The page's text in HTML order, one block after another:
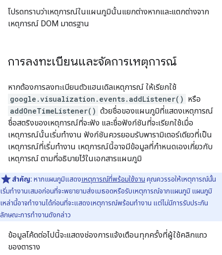
โปรดทราบว่าเหตุการณ์ในแผนภูมินั้นแยกต่างหากและแตกต่างจาก
เหตุการณ์ DOM มาตรฐาน
การลงทะเบียนและจัดการเหตุการณ์
หากต้องการลงทะเบียนตัวแฮนเดิลเหตุการณ์ ให้เรียกใช้
google.visualization.events.addListener() หรือ
addOneTimeListener() ด้วยชื่อของแผนภูมิที่แสดงเหตุการณ์
ชื่อสตริงของเหตุการณ์ที่จะฟัง และชื่อฟังก์ชันที่จะเรียกใช้เมื่อ
เหตุการณ์นั้นเริ่มทำงาน ฟังก์ชันควรยอมรับพารามิเตอร์เดียวที่เป็น
เหตุการณ์ที่เริ่มทำงาน เหตุการณ์นี้อาจมีข้อมูลที่กำหนดเองเกี่ยวกับ
เหตุการณ์ ตามที่อธิบายไว้ในเอกสารแผนภูมิ
สำคัญ: หากแผนภูมิแสดงเหตุการณ์ที่พร้อมใช้งาน คุณควรรอให้เหตุการณ์นั้น
เริ่มทำงานเสมอก่อนที่จะพยายามส่งเมธอดหรือรับเหตุการณ์จากแผนภูมิ แผนภูมิ
เหล่านี้อาจทำงานได้ก่อนที่จะแสดงเหตุการณ์พร้อมทำงาน แต่ไม่มีการรับประกัน
ลักษณะการทำงานดังกล่าว
ข้อมูลโค้ดต่อไปนี้จะแสดงช่องการแจ้งเตือนทุกครั้งที่ผู้ใช้คลิกแถว
ของตาราง